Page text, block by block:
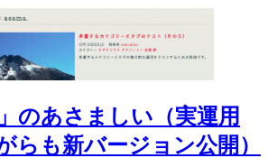
のあさましい（実運用
らも新バージョン公開）